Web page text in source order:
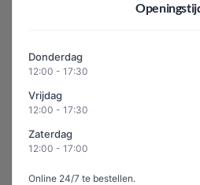
Donderdag
12:00 - 17:30
Vrijdag
12:00 - 17:30
Zaterdag
12:00 - 17:00
Online 24/7 te bestellen.